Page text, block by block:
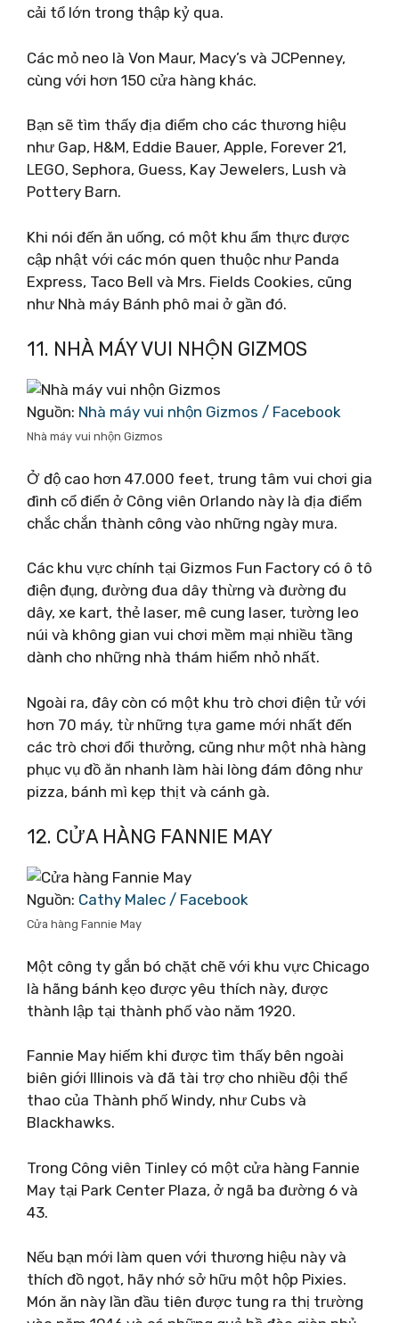
cải tổ lớn trong thập kỷ qua.
Các mỏ neo là Von Maur, Macy’s và JCPenney,
cùng với hơn 150 cửa hàng khác.
Bạn sẽ tìm thấy địa điểm cho các thương hiệu
như Gap, H&M, Eddie Bauer, Apple, Forever 21,
LEGO, Sephora, Guess, Kay Jewelers, Lush và
Pottery Barn.
Khi nói đến ăn uống, có một khu ẩm thực được
cập nhật với các món quen thuộc như Panda
Express, Taco Bell và Mrs. Fields Cookies, cũng
như Nhà máy Bánh phô mai ở gần đó.
11. NHÀ MÁY VUI NHỘN GIZMOS
Nguồn: Nhà máy vui nhộn Gizmos / Facebook
Nhà máy vui nhộn Gizmos
Ở độ cao hơn 47.000 feet, trung tâm vui chơi gia
đình cổ điển ở Công viên Orlando này là địa điểm
chắc chắn thành công vào những ngày mưa.
Các khu vực chính tại Gizmos Fun Factory có ô tô
điện đụng, đường đua dây thừng và đường đu
dây, xe kart, thẻ laser, mê cung laser, tường leo
núi và không gian vui chơi mềm mại nhiều tầng
dành cho những nhà thám hiểm nhỏ nhất.
Ngoài ra, đây còn có một khu trò chơi điện tử với
hơn 70 máy, từ những tựa game mới nhất đến
các trò chơi đổi thưởng, cũng như một nhà hàng
phục vụ đồ ăn nhanh làm hài lòng đám đông như
pizza, bánh mì kẹp thịt và cánh gà.
12. CỬA HÀNG FANNIE MAY
Nguồn: Cathy Malec / Facebook
Cửa hàng Fannie May
Một công ty gắn bó chặt chẽ với khu vực Chicago
là hãng bánh kẹo được yêu thích này, được
thành lập tại thành phố vào năm 1920.
Fannie May hiếm khi được tìm thấy bên ngoài
biên giới Illinois và đã tài trợ cho nhiều đội thể
thao của Thành phố Windy, như Cubs và
Blackhawks.
Trong Công viên Tinley có một cửa hàng Fannie
May tại Park Center Plaza, ở ngã ba đường 6 và
43.
Nếu bạn mới làm quen với thương hiệu này và
thích đồ ngọt, hãy nhớ sở hữu một hộp Pixies.
Món ăn này lần đầu tiên được tung ra thị trường